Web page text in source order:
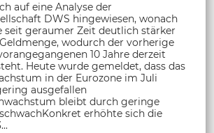
auf eine Analyse der
DWS hingewiesen, wonach
seit geraumer Zeit deutlich stärker
wodurch der vorherige
10 Jahre derzeit
Heute wurde gemeldet, dass das
in der Eurozone im Juli
ausgefallen
bleibt durch geringe
erhöhte sich die